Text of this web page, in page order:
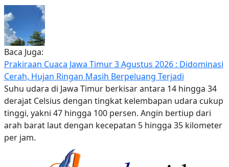
Baca Juga:
Prakiraan Cuaca Jawa Timur 3 Agustus 2026 : Didominasi
Cerah, Hujan Ringan Masih Berpeluang Terjadi
Suhu udara di Jawa Timur berkisar antara 14 hingga 34
derajat Celsius dengan tingkat kelembapan udara cukup
tinggi, yakni 47 hingga 100 persen. Angin bertiup dari
arah barat laut dengan kecepatan 5 hingga 35 kilometer
per jam.